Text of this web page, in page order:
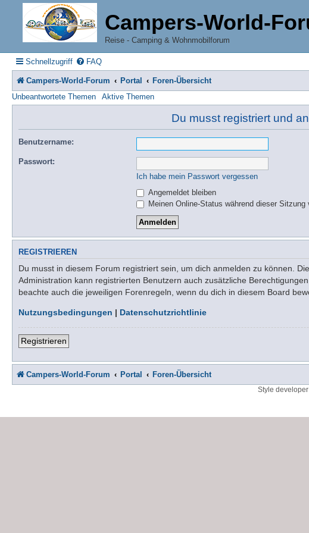
Campers-World-
Reise - Camping & Wohnmobilforum
Schnellzugriff FAQ
Campers-World-Forum Portal
Foren-Übersicht
Unbeantwortete Themen
Aktive Themen
Du musst registriert und
Benutzername:
Passwort:
Ich habe mein Passwort vergessen
Angemeldet bleiben
Meinen Online-Status während dieser Sitzung
REGISTRIEREN
Du musst in diesem Forum registriert sein, um dich anmelden zu können.
Administration kann registrierten Benutzern auch zusätzliche
beachte auch die jeweiligen Forenregeln, wenn du dich in diesem Board
Nutzungsbedingungen | Datenschutzrichtlinie
Registrieren
Campers-World-Forum Portal Foren-Übersicht
Style